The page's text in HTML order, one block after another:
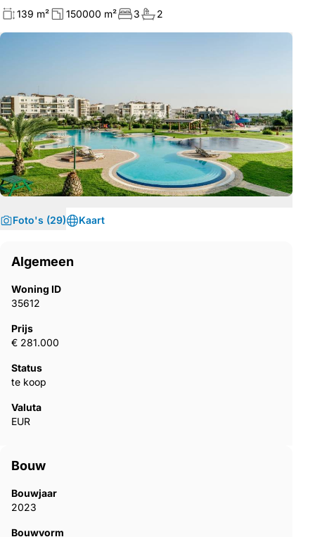
139 m² 150000 m² 3 2
Foto's (29) Kaart
Algemeen
Woning ID
35612
Prijs
€ 281.000
Status
te koop
Valuta
EUR
Bouw
Bouwjaar
2023
Bouwvorm